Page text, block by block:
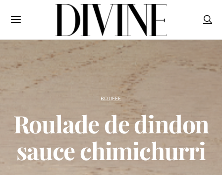
BOUFFE
Roulade de dindon
sauce chimichurri